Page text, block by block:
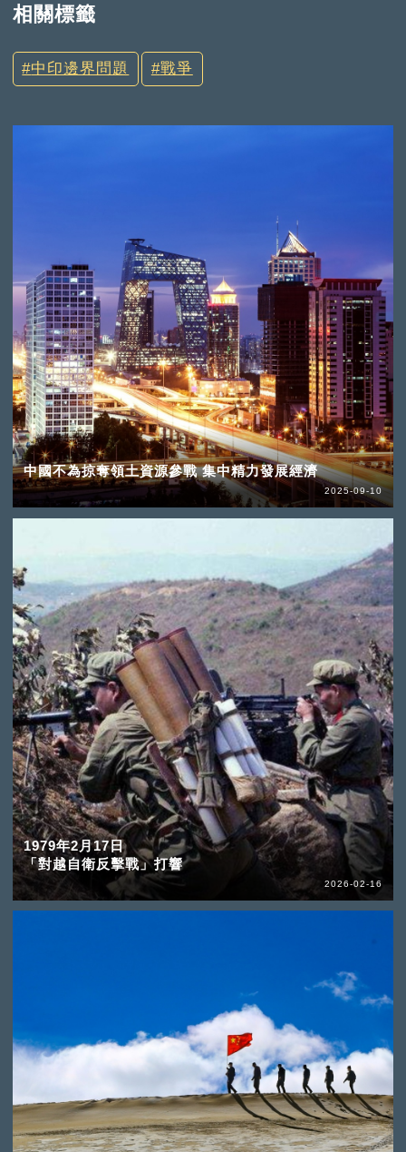
相關標籤
中印邊界問題 戰爭
中國不為掠奪領土資源參戰 集中精力發展經濟
2025-09-10
1979年2月17日
「對越自衛反擊戰」打響
2026-02-16